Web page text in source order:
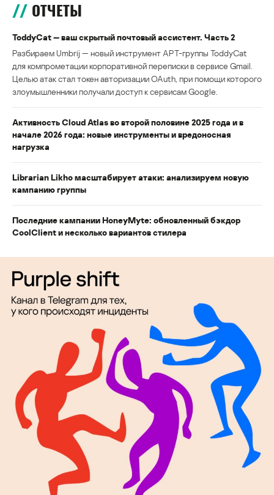
ОТЧЕТЫ
ToddyCat — ваш скрытый почтовый ассистент. Часть 2
Разбираем Umbrij — новый инструмент APT-группы ToddyCat
для компрометации корпоративной переписки в сервисе Gmail.
Целью атак стал токен авторизации OAuth, при помощи которого
злоумышленники получали доступ к сервисам Google.
Активность Cloud Atlas во второй половине 2025 года и в
начале 2026 года: новые инструменты и вредоносная
нагрузка
Librarian Likho масштабирует атаки: анализируем новую
кампанию группы
Последние кампании HoneyMyte: обновленный бэкдор
CoolClient и несколько вариантов стилера